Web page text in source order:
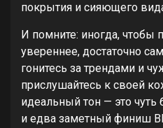
покрытия и сияющего
И помните: иногда, чтобы
увереннее, достаточно
гонитесь за трендами и
прислушайтесь к своей
идеальный тон — это чуть
и едва заметный финиш